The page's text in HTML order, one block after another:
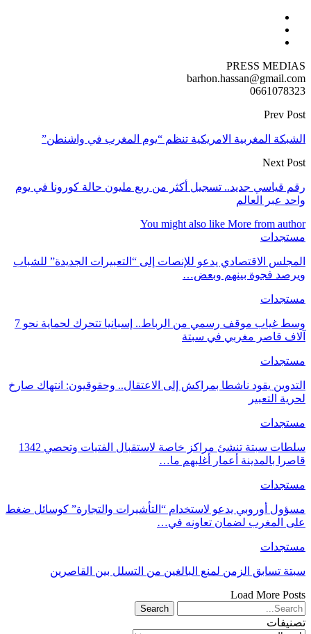
PRESS MEDIAS
barhon.hassan@gmail.com
0661078323
Prev Post
الشبكة المغربية الامريكية تنظم “يوم المغرب في واشنطن”
Next Post
رقم قياسي جديد.. تسجيل أكثر من ربع مليون حالة كورونا في يوم
واحد عبر العالم
You might also like More from author
مستجدات
المجلس الاقتصادي يدعو للإنصات إلى “التعبيرات الجديدة” للشباب
ويرصد فجوة بينهم وبعض…
مستجدات
وسط غياب موقف رسمي من الرباط.. إسبانيا تتحرك لحماية نحو 7
آلاف قاصر مغربي في سبتة
مستجدات
التدوين يقود ناشطا بمراكش إلى الاعتقال.. وحقوقيون: انتهاك صارخ
لحرية التعبير
مستجدات
سلطات سبتة تنشئ مراكز خاصة لاستقبال الفتيات وتحصي 1342
قاصرا بالمدينة أعمار أغلبهم ما…
مستجدات
مسؤول أوروبي يدعو لاستخدام “التأشيرات والتجارة” كوسائل ضغط
على المغرب لضمان تعاونه في…
مستجدات
سبتة تسابق الزمن لمنع البالغين من التسلل بين القاصرين
Load More Posts
تصنيفات